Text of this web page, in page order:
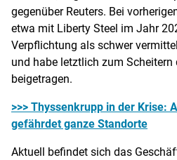
gegenüber Reuters. Bei
etwa mit Liberty Steel im Jahr
Verpflichtung als schwer
und habe letztlich zum Scheitern
beigetragen.
>>> Thyssenkrupp in der Krise:
gefährdet ganze Standorte
Aktuell befindet sich das